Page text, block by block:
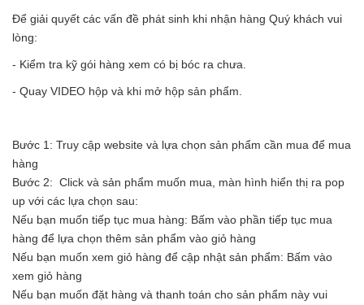
Để giải quyết các vấn đề phát sinh khi nhận hàng Quý khách vui
lòng:
- Kiểm tra kỹ gói hàng xem có bị bóc ra chưa.
- Quay VIDEO hộp và khi mở hộp sản phẩm.
Bước 1: Truy cập website và lựa chọn sản phẩm cần mua để mua
hàng
Bước 2: Click và sản phẩm muốn mua, màn hình hiển thị ra pop
up với các lựa chọn sau:
Nếu bạn muốn tiếp tục mua hàng: Bấm vào phần tiếp tục mua
hàng để lựa chọn thêm sản phẩm vào giỏ hàng
Nếu bạn muốn xem giỏ hàng để cập nhật sản phẩm: Bấm vào
xem giỏ hàng
Nếu bạn muốn đặt hàng và thanh toán cho sản phẩm này vui